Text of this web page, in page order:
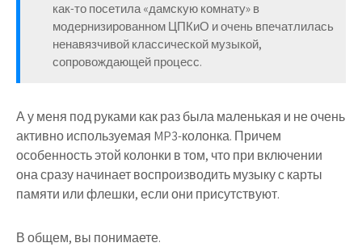
как-то посетила «дамскую комнату» в
модернизированном ЦПКиО и очень впечатлилась
ненавязчивой классической музыкой,
сопровождающей процесс.
А у меня под руками как раз была маленькая и не очень
активно используемая MP3-колонка. Причем
особенность этой колонки в том, что при включении
она сразу начинает воспроизводить музыку с карты
памяти или флешки, если они присутствуют.
В общем, вы понимаете.